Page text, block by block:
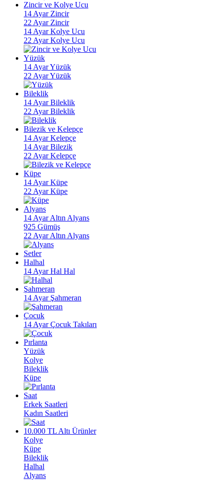
Zincir ve Kolye Ucu
14 Ayar Zincir
22 Ayar Zincir
14 Ayar Kolye Ucu
22 Ayar Kolye Ucu
Yüzük
14 Ayar Yüzük
22 Ayar Yüzük
Bileklik
14 Ayar Bileklik
22 Ayar Bileklik
Bilezik ve Kelepçe
14 Ayar Kelepçe
14 Ayar Bilezik
22 Ayar Kelepçe
Küpe
14 Ayar Küpe
22 Ayar Küpe
Alyans
14 Ayar Altın Alyans
925 Gümüş
22 Ayar Altın Alyans
Setler
Halhal
14 Ayar Hal Hal
Şahmeran
14 Ayar Şahmeran
Çocuk
14 Ayar Çocuk Takıları
Pırlanta
Yüzük
Kolye
Bileklik
Küpe
Saat
Erkek Saatleri
Kadın Saatleri
10.000 TL Altı Ürünler
Kolye
Küpe
Bileklik
Halhal
Alyans